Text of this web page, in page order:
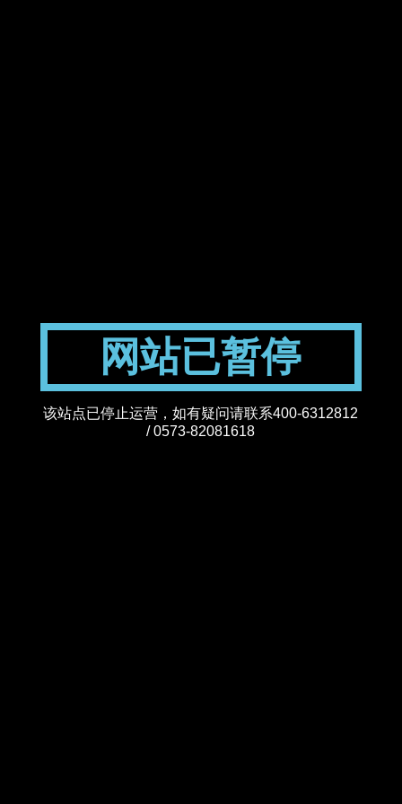
网站已暂停
该站点已停止运营，如有疑问请联系400-6312812
/ 0573-82081618